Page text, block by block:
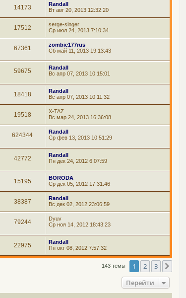
14173
Randall
Вт авг 20, 2013 12:32:20
17512
serge-singer
Ср июл 24, 2013 7:10:34
67361
zombie177rus
Сб май 11, 2013 19:13:43
59675
Randall
Вс апр 07, 2013 10:15:01
18418
Randall
Вс апр 07, 2013 10:11:32
19518
X-TAZ
Вс мар 24, 2013 16:36:08
624344
Randall
Ср фев 13, 2013 10:51:29
42772
Randall
Пн дек 24, 2012 6:07:59
15195
BORODA
Ср дек 05, 2012 17:31:46
38387
Randall
Вс дек 02, 2012 23:06:59
79244
Dyuv
Ср ноя 14, 2012 18:43:23
22975
Randall
Пн окт 08, 2012 7:57:32
143 темы 1 2 3
Перейти